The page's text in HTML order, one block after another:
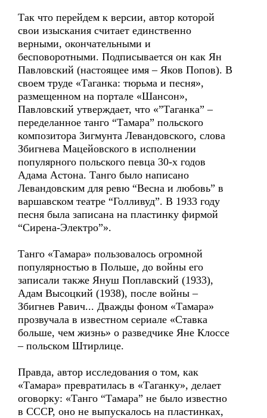
Так что перейдем к версии, автор которой
свои изыскания считает единственно
верными, окончательными и
бесповоротными. Подписывается он как Ян
Павловский (настоящее имя – Яков Попов). В
своем труде «Таганка: тюрьма и песня»,
размещенном на портале «Шансон»,
Павловский утверждает, что «”Таганка” –
переделанное танго “Тамара” польского
композитора Зигмунта Левандовского, слова
Збигнева Мацейовского в исполнении
популярного польского певца 30-х годов
Адама Астона. Танго было написано
Левандовским для ревю “Весна и любовь” в
варшавском театре “Голливуд”. В 1933 году
песня была записана на пластинку фирмой
“Сирена-Электро”».
Танго «Тамара» пользовалось огромной
популярностью в Польше, до войны его
записали также Януш Поплавский (1933),
Адам Высоцкий (1938), после войны –
Збигнев Равич... Дважды фоном «Тамара»
прозвучала в известном сериале «Ставка
больше, чем жизнь» о разведчике Яне Клоссе
– польском Штирлице.
Правда, автор исследования о том, как
«Тамара» превратилась в «Таганку», делает
оговорку: «Танго “Тамара” не было известно
в СССР, оно не выпускалось на пластинках,